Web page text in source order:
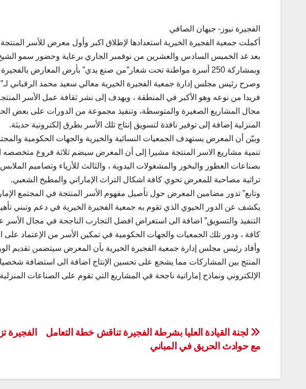
الفجيرة نيوز- جيهان الصافي
بعد غد الخميس السادس والعشرين من نوفمبر الجاري برعاية وحضور سمو
وبمشاركة 250 أسرة مواطنة تحت شعار”من صنع يدي” بأرض المعارض بالفجيرة ولمدة ثلاثة أيام.
وصرح رئيس مجلس إدارة جمعية الفجيرة الخيرية معالي سعيد محمد الرقباني
فريدا من نوعه وهو الأكبر في المنطقة ، ويهدف إلى نشر ثقافة عمل الأسر
مجال المشاريع الصغيرة والمتوسطة، وتنفيذ مجموعة من الدورات على بعض
المنزلية إضافة إلى توفير نافذة لتسويق إنتاج تلك الأسر بطرق إلكترونية حديثة.
وبيّن أن المعرض يستهدف الجمعيات النسائية والخيرية والجهات الحكومية
تنمية مشاريع الاسر المنتجة مشيرا إلى أن المعرض سيضم ثلاثة فروع متخصصه
بصناعات العطور والبخور والمشغولات اليدوية ، والثالث للأزياء وتصاميم
تراثية مصاحبة للمعرض تحوي كافة اشكال التراث الإماراتي والمطبخ الشعبي.
وتابع” تدور مضامين المعرض حول تأصيل مفهوم الأسر المنتجة في المجتمع
يكشف عن الدور الحيوي الذي تقوم به جمعية الفجيرة الخيرية في دعم وتبني
التنفيذ والتسويق” اضافة الى استعراض افضل التجارب الناجحة في مجال
كافة ، ودور تلك الجمعيات والجهات الحكومية في تمكين الأسر من الإعتماد على
وأفاد رئيس مجلس إدارة جمعية الفجيرة الخيرية بأن المعرض سيتضمن تقديم
المنتج بين المشاركات مما يشجع على تحسين الإنتاج اضافة الى استضافة
الإلكتروني ونماذج إماراتية ناجحة في المشاريع التي تقوم على الصناعات
تصفّح
المقالات
الفجيرة
لجنة القيادة العليا بشرطة الفجيرة تناقش خطة التعامل
مع حوادث الحريق في المباني